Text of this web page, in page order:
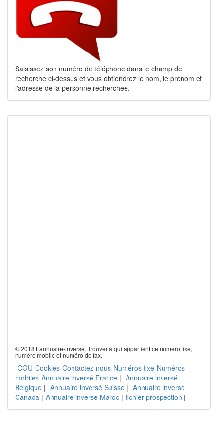
Saisissez son numéro de téléphone dans le champ de
recherche ci-dessus et vous obtiendrez le nom, le prénom et
l'adresse de la personne recherchée.
© 2018 Lannuaire-inverse. Trouver à qui appartient ce numéro fixe,
numéro mobile et numéro de fax.
CGU Cookies Contactez-nous Numéros fixe Numéros
mobiles Annuaire inversé France | Annuaire inversé
Belgique | Annuaire inversé Suisse | Annuaire inversé
Canada | Annuaire inversé Maroc | fichier prospection |